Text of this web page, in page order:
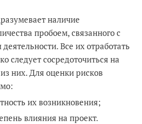
наличие
пробоем, связанного с
Все их отработать
следует сосредоточиться на
них. Для оценки рисков
их возникновения;
влияния на проект.